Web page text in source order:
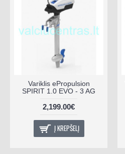
Variklis ePropulsion
SPIRIT 1.0 EVO - 3 AG
2,199.00€
Į KREPŠELĮ